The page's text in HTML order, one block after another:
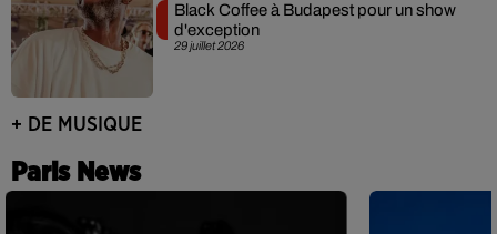
29 juillet 2026
Black Coffee à Budapest pour un show
d'exception
+ DE MUSIQUE
Paris News